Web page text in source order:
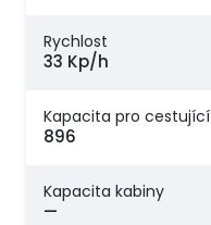
Rychlost
33 Kp/h
Kapacita pro cestující
896
Kapacita kabiny
—